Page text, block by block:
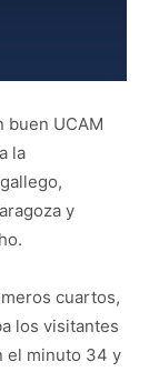
buen UCAM
la
y
cuartos,
los visitantes
el minuto 34 y